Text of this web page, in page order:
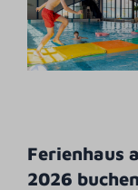
Ferienhaus
2026 buchen